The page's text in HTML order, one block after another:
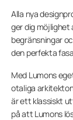
Alla nya
ger dig möjlighet
begränsningar
den perfekta
Med Lumons
otaliga
är ett klassiskt
på att Lumons